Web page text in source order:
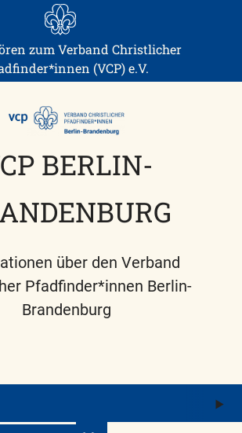
zum Verband Christlicher
(VCP) e.V.
BERLIN-
über den Verband
Pfadfinder*innen Berlin-
Brandenburg